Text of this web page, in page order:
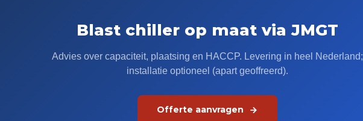
Blast chiller op maat via JMGT
Advies over capaciteit, plaatsing en HACCP. Levering in heel Nederland;
installatie optioneel (apart geoffreerd).
Offerte aanvragen